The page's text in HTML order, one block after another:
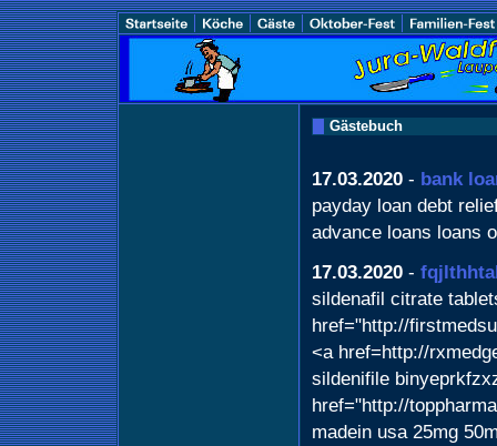
Gästebuch
17.03.2020 - bank
payday loan debt
advance loans loans
17.03.2020 -
sildenafil citrate
href="http://
<a href=http://
sildenifile
href="http://
madein usa 25mg